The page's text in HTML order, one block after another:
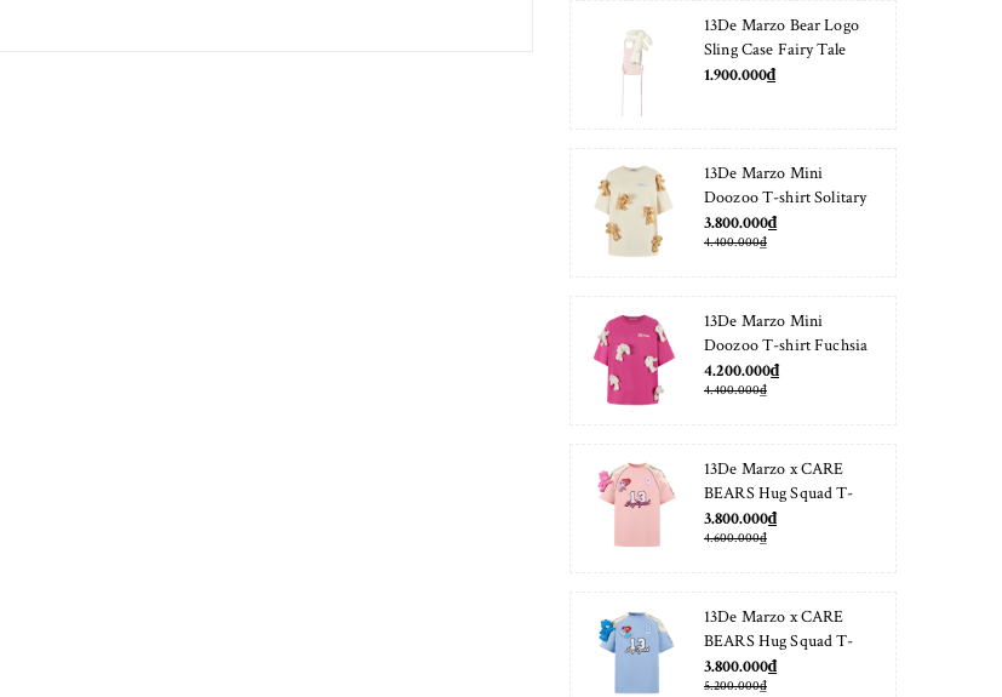
13De Marzo Bear Logo
Sling Case Fairy Tale
1.900.000₫
13De Marzo Mini
Doozoo T-shirt Solitary
Star
3.800.000₫
4.400.000₫
13De Marzo Mini
Doozoo T-shirt Fuchsia
Fedora
4.200.000₫
4.400.000₫
13De Marzo x CARE
BEARS Hug Squad T-
shirt Almond Blossom
3.800.000₫
4.600.000₫
13De Marzo x CARE
BEARS Hug Squad T-
shirt Placid Blue
3.800.000₫
5.200.000₫